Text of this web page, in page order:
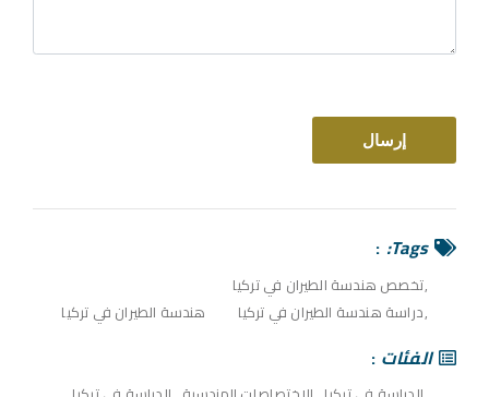
Tags:
تخصص هندسة الطيران في تركيا
دراسة هندسة الطيران في تركيا
هندسة الطيران في تركيا
الفئات